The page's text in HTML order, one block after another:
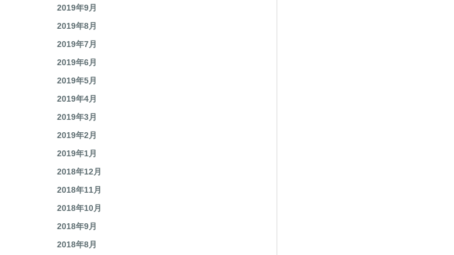
2019年10月
2019年9月
2019年8月
2019年7月
2019年6月
2019年5月
2019年4月
2019年3月
2019年2月
2019年1月
2018年12月
2018年11月
2018年10月
2018年9月